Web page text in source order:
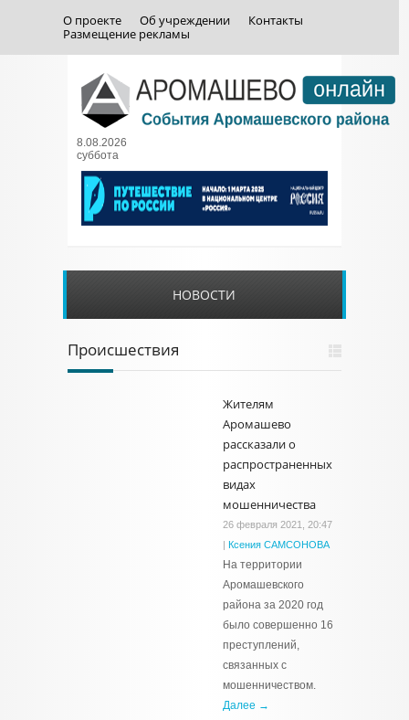
О проекте Об учреждении
Контакты
Размещение рекламы
8.08.2026
суббота
НОВОСТИ
Происшествия
Жителям
Аромашево
рассказали о
распространенных
видах
мошенничества
26 февраля 2021, 20:47
| Ксения САМСОНОВА
На территории
Аромашевского
района за 2020 год
было совершенно 16
преступлений,
связанных с
мошенничеством.
Далее →